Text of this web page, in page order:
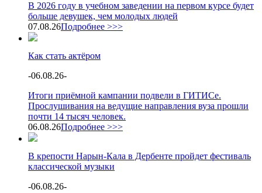
В 2026 году в учебном заведении на первом курсе будет
больше девушек, чем молодых людей
07.08.26Подробнее >>>
Как стать актёром
-06.08.26-
Итоги приёмной кампании подвели в ГИТИСе.
Прослушивания на ведущие направления вуза прошли
почти 14 тысяч человек.
06.08.26Подробнее >>>
В крепости Нарын-Кала в Дербенте пройдет фестиваль
классической музыки
-06.08.26-